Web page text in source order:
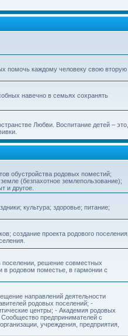
помочь каждому человеку свою вторую
навечно в семьях сохранять
Любви. Воспитание детей – это,
обустройства родовых поместий;
(безпахотное землепользование);
и другое.
культура; здоровье; питание;
создание проекта родового поселения;
решение совместных
в родовом поместье, в гармонии с
направлений деятельности
родовых поселений; -
центры; - Академия родовых
предпринимателей с
учреждения, предприятия,